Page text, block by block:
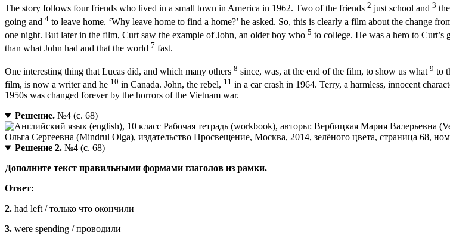
The story follows four friends who lived in a small town in America in 1962. Two of the friends 2 just school and 3
going and 4 to leave home. ‘Why leave home to find a home?’ he asked. So, this is clearly a film about the change
one night. But later in the film, Curt saw the example of John, an older boy who 5 to college. He was a hero to
than what John had and that the world 7 fast.
One interesting thing that Lucas did, and which many others 8 since, was, at the end of the film, to show us what 9 to
film, is now a writer and he 10 in Canada. John, the rebel, 11 in a car crash in 1964. Terry, a harmless, innocent
1950s was changed forever by the horrors of the Vietnam war.
Решение.№4 (с. 68)
Решение 2.№4 (с. 68)
Дополните текст правильными формами глаголов из рамки.
Ответ:
2. had left / только что окончили
3. were spending / проводили